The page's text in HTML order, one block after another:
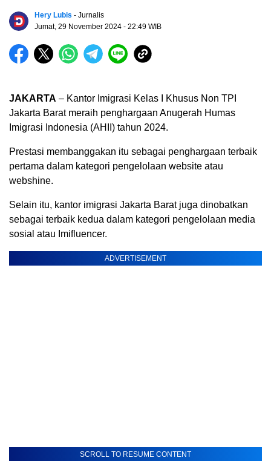
Hery Lubis - Jurnalis
Jumat, 29 November 2024 - 22:49 WIB
JAKARTA – Kantor Imigrasi Kelas I Khusus Non TPI
Jakarta Barat meraih penghargaan Anugerah Humas
Imigrasi Indonesia (AHII) tahun 2024.
Prestasi membanggakan itu sebagai penghargaan terbaik
pertama dalam kategori pengelolaan website atau
webshine.
Selain itu, kantor imigrasi Jakarta Barat juga dinobatkan
sebagai terbaik kedua dalam kategori pengelolaan media
sosial atau Imifluencer.
ADVERTISEMENT
SCROLL TO RESUME CONTENT